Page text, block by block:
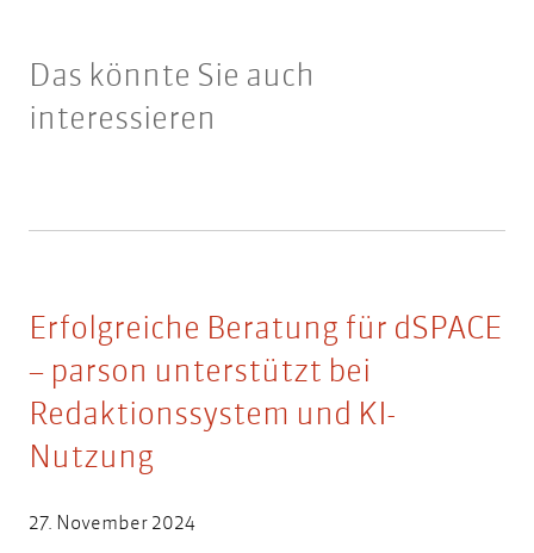
Das könnte Sie auch
interessieren
Erfolgreiche Beratung für dSPACE
– parson unterstützt bei
Redaktionssystem und KI-
Nutzung
27. November 2024